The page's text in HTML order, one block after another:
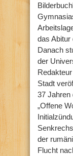
das Abitur
Danach
der
Stadt
37 Jahren
„Offene
der
Flucht